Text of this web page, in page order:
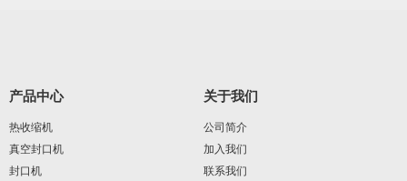
产品中心
热收缩机
真空封口机
封口机
关于我们
公司简介
加入我们
联系我们